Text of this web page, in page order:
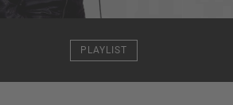
PLAYLIST